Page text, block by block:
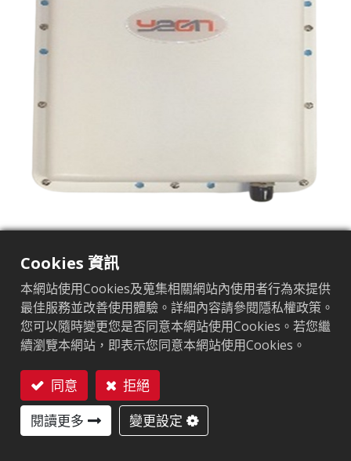
YAP-101 LP
操作頻率:902~928MHz
阻抗:50Ω
增益:9.0dBi
接頭 :N Jack
防水等級:
Cookies 資訊
本網站使用Cookies及蒐集相關網站內使用者行為來提供
最佳服務並改善使用體驗。詳細內容請參閱隱私權政策。
您可以隨時變更您是否同意本網站使用Cookies。若您繼
續瀏覽本網站，即表示您同意本網站使用Cookies。
同意
拒絕
閱讀更多
變更設定